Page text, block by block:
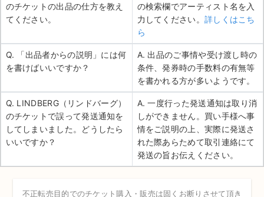
のチケットの出品の仕方を教え
てください。
の検索欄でアーティスト名を入
力してください。 詳しくはこち
ら
Q. 「出品者からの説明」には何
を書けばいいですか？
A. 出品のご事情や受け渡し時の
条件、発券時の手数料の有無等
を書かれる方が多いようです。
Q. LINDBERG（リンドバーグ）
のチケットで誤って発送通知を
してしまいました。どうしたら
いいですか？
A. 一度行った発送通知は取り消
しができません。買い手様へ事
情をご説明の上、実際に発送さ
れた際あらためて取引連絡にて
発送の旨お伝えください。
不正転売目的でのチケット購入・販売は固くお断りさせて頂き